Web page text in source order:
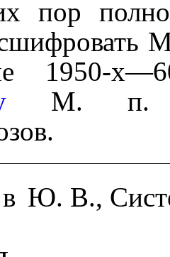
пор
М. п.
Ю. В.,